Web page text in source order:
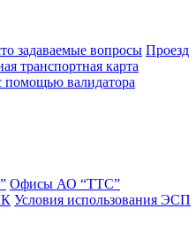
задаваемые вопросы Проезд
транспортная карта
помощью валидатора
Офисы АО “ТТС”
Условия использования ЭСП